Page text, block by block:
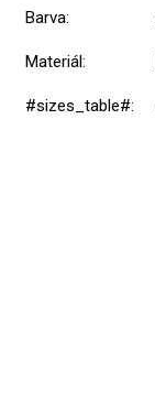
Barva:
Materiál:
#sizes_table#: